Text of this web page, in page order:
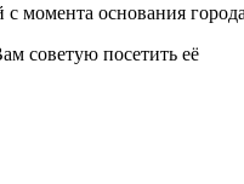
основания
советую посетить её